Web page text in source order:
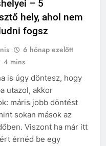
– 5
hely, ahol nem
fogsz
6 hónap ezelőtt
4 mins
is úgy döntesz, hogy
utazol, akkor
máris jobb döntést
sokan mások az
Viszont ha már itt
érnéd be egy